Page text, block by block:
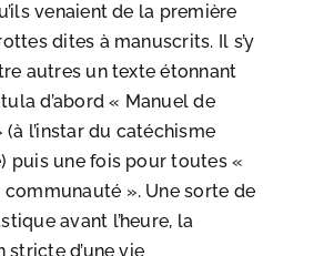
venaient de la première
dites à manuscrits. Il s’y
autres un texte étonnant
d’abord « Manuel de
(à l’instar du catéchisme
puis une fois pour toutes «
communauté ». Une sorte de
avant l’heure, la
d’une vie